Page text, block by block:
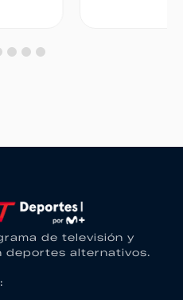
de televisión y
deportes alternativos.